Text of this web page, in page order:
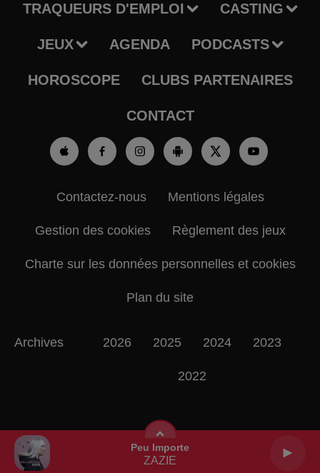
Peu Importe
ZAZIE
TRAQUEURS D'EMPLOI CASTING
JEUX AGENDA PODCASTS
HOROSCOPE CLUBS PARTENAIRES
CONTACT
Contactez-nous Mentions légales
Gestion des cookies Règlement des jeux
Charte sur les données personnelles et cookies
Plan du site
Archives 2026 2025 2024 2023
2022